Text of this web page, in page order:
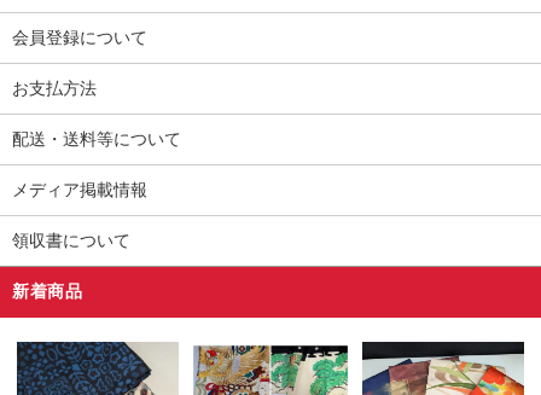
会員登録について
お支払方法
配送・送料等について
メディア掲載情報
領収書について
新着商品